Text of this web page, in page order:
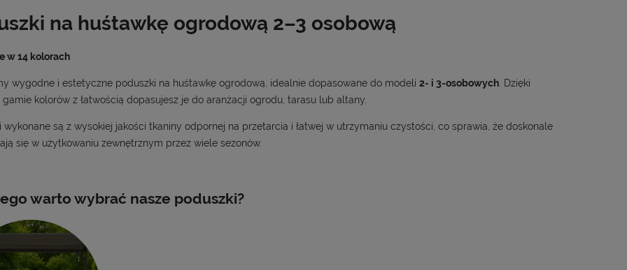
na huśtawkę ogrodową 2–3 osobową
w 14 kolorach
wygodne i estetyczne poduszki na huśtawkę ogrodową, idealnie dopasowane do modeli 2- i 3-osobowych . Dzięki
gamie kolorów z łatwością dopasujesz je do aranżacji ogrodu, tarasu lub altany.
wykonane są z wysokiej jakości tkaniny odpornej na przetarcia i łatwej w utrzymaniu czystości, co sprawia, że doskonale
się w użytkowaniu zewnętrznym przez wiele sezonów.
warto wybrać nasze poduszki?